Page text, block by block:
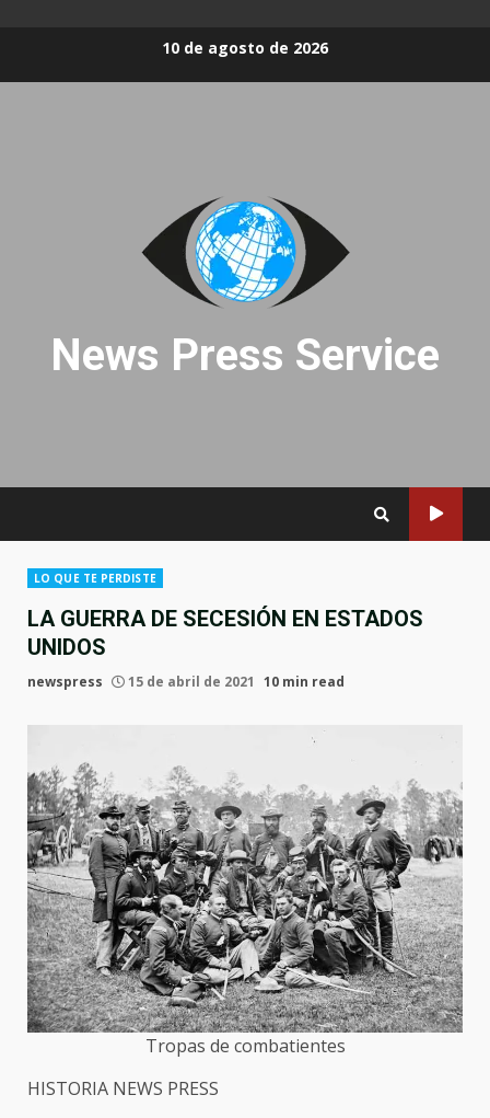
10 de agosto de 2026
News Press Service
LO QUE TE PERDISTE
LA GUERRA DE SECESIÓN EN ESTADOS
UNIDOS
newspress 15 de abril de 2021 10 min read
Tropas de combatientes
HISTORIA NEWS PRESS